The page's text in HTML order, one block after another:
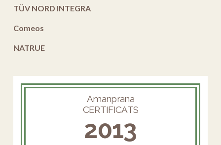
TÜV NORD INTEGRA
Comeos
NATRUE
Amanprana
CERTIFICATS
2013